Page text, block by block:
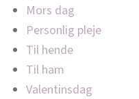
Mors dag
Personlig pleje
Til hende
Til ham
Valentinsdag